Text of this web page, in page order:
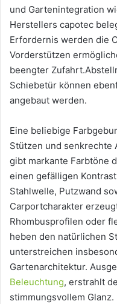
und Gartenintegration
Herstellers capotec
Erfordernis werden die
Vorderstützen
beengter
Schiebetür können
angebaut werden.
Eine beliebige
Stützen und senkrechte
gibt markante Farbtöne
einen gefälligen
Stahlwelle, Putzwand
Carportcharakter
Rhombusprofilen oder
heben den natürlichen
unterstreichen
Gartenarchitektur.
Beleuchtung, erstrahlt
stimmungsvollem